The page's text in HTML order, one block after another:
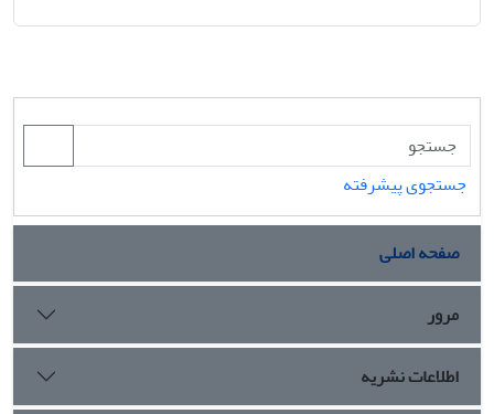
جستجوی پیشرفته
صفحه اصلی
مرور
اطلاعات نشریه